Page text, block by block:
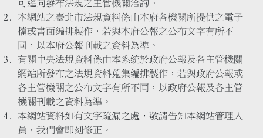
可逕向發布法規之主管機關洽詢。
本網站之臺北市法規資料係由本府各機關所提供之電子
檔或書面編排製作，若與本府公報之公布文字有所不
同，以本府公報刊載之資料為準。
有關中央法規資料係由本系統於政府公報及各主管機關
網站所發布之法規資料蒐集編排製作，若與政府公報或
各主管機關之公布文字有所不同，以政府公報及各主管
機關刊載之資料為準。
本網站資料如有文字疏漏之處，敬請告知本網站管理人
員，我們會即刻修正。